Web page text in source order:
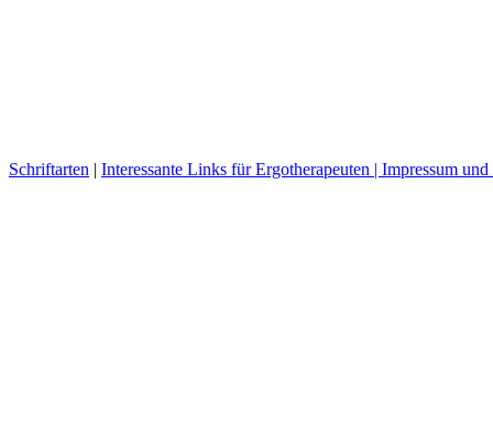
Schriftarten | Interessante Links für Ergotherapeuten | Impressum